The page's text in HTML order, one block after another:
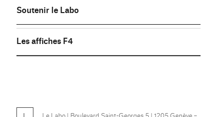
Soutenir le Labo
Les affiches F4
Le Labo | Boulevard Saint-Georges 5 | 1205 Genève –